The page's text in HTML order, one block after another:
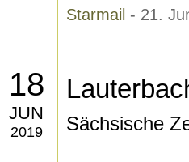
Starmail - 21.
18
JUN
2019 Sächsische